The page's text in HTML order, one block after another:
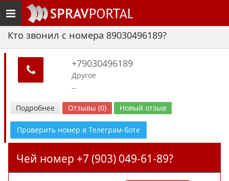
Toggle
navigation
Кто звонил с номера 89030496189?
+79030496189
Другое
--
Подробнее Отзывы (0) Новый отзыв
Проверить номер в Телеграм-боте
Чей номер +7 (903) 049-61-89?